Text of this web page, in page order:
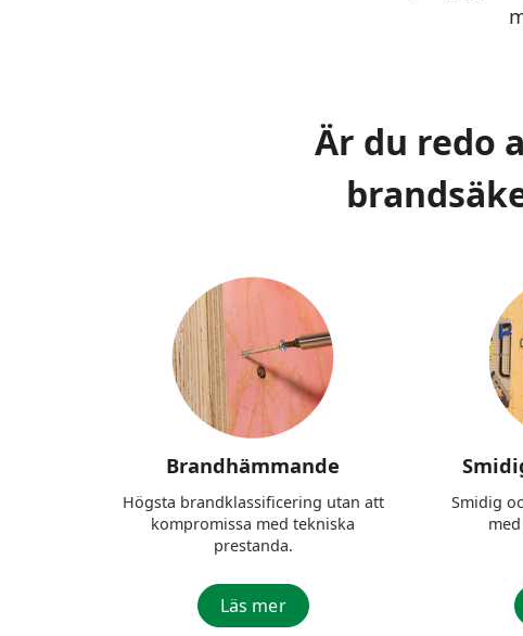
Är du redo
Brandhämmande
Högsta brandklassificering utan att
kompromissa med tekniska
prestanda.
Läs mer
Smidig